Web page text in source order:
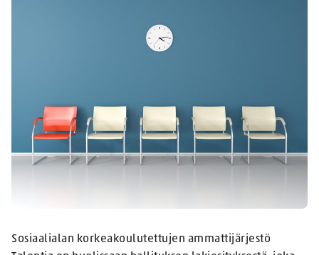
Sosiaalialan korkeakoulutettujen ammattijärjestö